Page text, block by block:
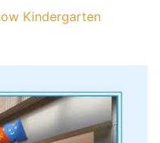
Kindergarten